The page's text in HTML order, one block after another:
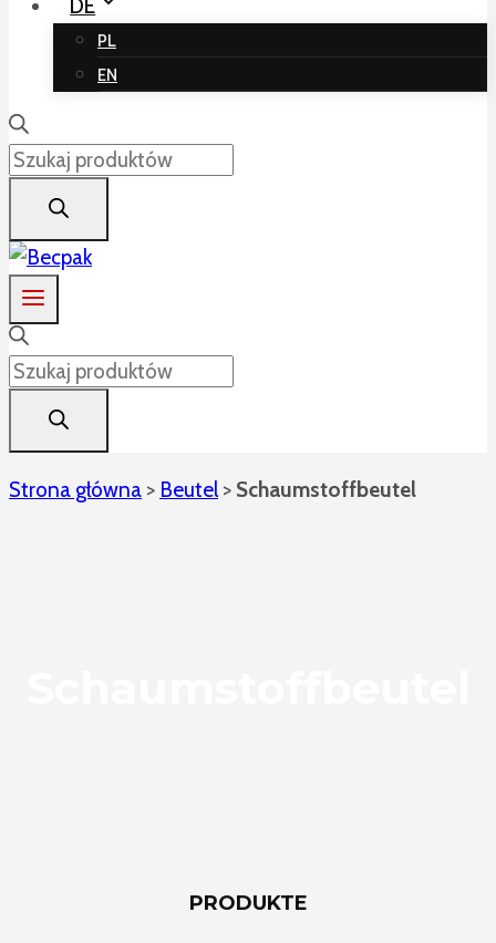
DE
PL
EN
Products
search
Products
search
Strona główna > Beutel > Schaumstoffbeutel
PRODUKTE